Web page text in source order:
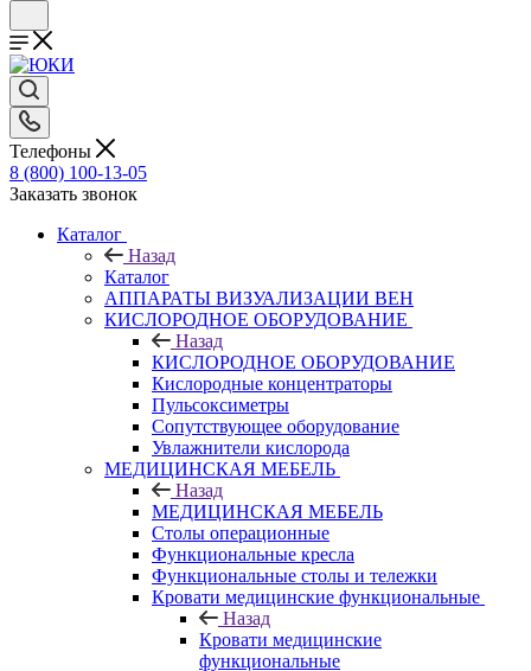
Телефоны
8 (800) 100-13-05
Заказать звонок
Каталог
Назад
Каталог
АППАРАТЫ ВИЗУАЛИЗАЦИИ ВЕН
КИСЛОРОДНОЕ ОБОРУДОВАНИЕ
Назад
КИСЛОРОДНОЕ ОБОРУДОВАНИЕ
Кислородные концентраторы
Пульсоксиметры
Сопутствующее оборудование
Увлажнители кислорода
МЕДИЦИНСКАЯ МЕБЕЛЬ
Назад
МЕДИЦИНСКАЯ МЕБЕЛЬ
Столы операционные
Функциональные кресла
Функциональные столы и тележки
Кровати медицинские функциональные
Назад
Кровати медицинские
функциональные